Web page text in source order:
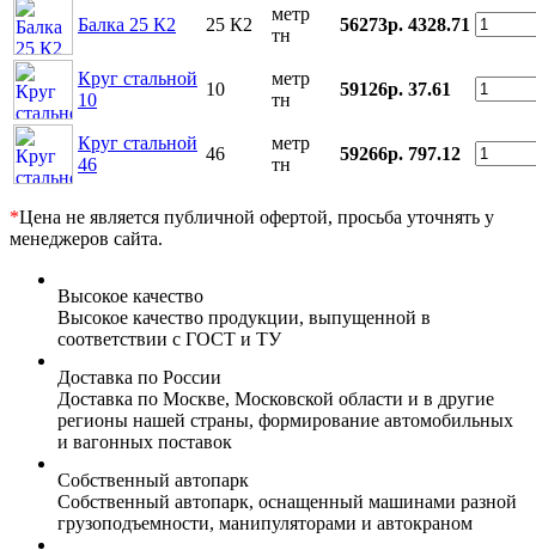
Балка 25 К2 25 К2
метр
тн
56273р. 4328.71
Круг стальной
10
10
метр
тн
59126р. 37.61
Круг стальной
46
46
метр
тн
59266р. 797.12
*Цена не является публичной офертой, просьба уточнять у
менеджеров сайта.
Высокое качество
Высокое качество продукции, выпущенной в
соответствии с ГОСТ и ТУ
Доставка по России
Доставка по Москве, Московской области и в другие
регионы нашей страны, формирование автомобильных
и вагонных поставок
Собственный автопарк
Собственный автопарк, оснащенный машинами разной
грузоподъемности, манипуляторами и автокраном